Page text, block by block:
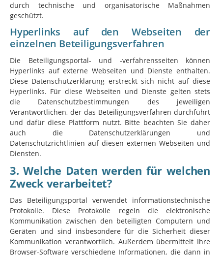
durch technische und organisatorische Maßnahmen
geschützt.
Hyperlinks auf den Webseiten der
einzelnen Beteiligungsverfahren
Die Beteiligungsportal- und -verfahrensseiten können
Hyperlinks auf externe Webseiten und Dienste enthalten.
Diese Datenschutzerklärung erstreckt sich nicht auf diese
Hyperlinks. Für diese Webseiten und Dienste gelten stets
die Datenschutzbestimmungen des jeweiligen
Verantwortlichen, der das Beteiligungsverfahren durchführt
und dafür diese Plattform nutzt. Bitte beachten Sie daher
auch die Datenschutzerklärungen und
Datenschutzrichtlinien auf diesen externen Webseiten und
Diensten.
3. Welche Daten werden für welchen
Zweck verarbeitet?
Das Beteiligungsportal verwendet informationstechnische
Protokolle. Diese Protokolle regeln die elektronische
Kommunikation zwischen den beteiligten Computern und
Geräten und sind insbesondere für die Sicherheit dieser
Kommunikation verantwortlich. Außerdem übermittelt Ihre
Browser-Software verschiedene Informationen, die dann in